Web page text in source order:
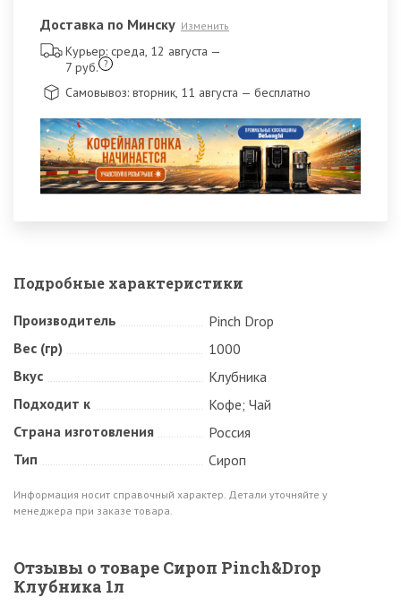
Доставка по Минску Изменить
Курьер: среда, 12 августа —
7 руб. ?
Самовывоз: вторник, 11 августа — бесплатно
Подробные характеристики
Производитель
Pinch Drop
Вес (гр)
1000
Вкус
Клубника
Подходит к
Кофе; Чай
Страна изготовления
Россия
Тип
Сироп
Информация носит справочный характер. Детали уточняйте у
менеджера при заказе товара.
Отзывы о товаре Сироп Pinch&Drop
Клубника 1л